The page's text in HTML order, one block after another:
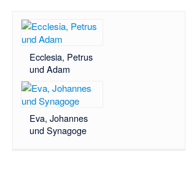
Ecclesia, Petrus
und Adam
Eva, Johannes
und Synagoge